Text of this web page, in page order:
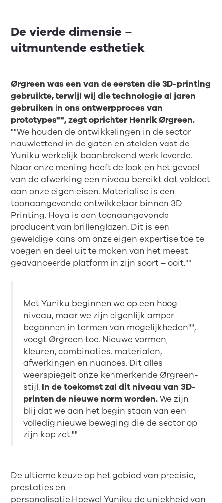
De vierde dimensie –
uitmuntende esthetiek
Ørgreen was een van de eersten die 3D-printing
gebruikte, terwijl wij die technologie al jaren
gebruiken in ons ontwerpproces van
prototypes"", zegt oprichter Henrik Ørgreen.
""We houden de ontwikkelingen in de sector
nauwlettend in de gaten en stelden vast de
Yuniku werkelijk baanbrekend werk leverde.
Naar onze mening heeft de look en het gevoel
van de afwerking een niveau bereikt dat voldoet
aan onze eigen eisen. Materialise is een
toonaangevende ontwikkelaar binnen 3D
Printing. Hoya is een toonaangevende
producent van brillenglazen. Dit is een
geweldige kans om onze eigen expertise toe te
voegen en deel uit te maken van het meest
geavanceerde platform in zijn soort – ooit.""
Met Yuniku beginnen we op een hoog
niveau, maar we zijn eigenlijk amper
begonnen in termen van mogelijkheden"",
voegt Ørgreen toe. Nieuwe vormen,
kleuren, combinaties, materialen,
afwerkingen en nuances. Dit alles
weerspiegelt onze kenmerkende Ørgreen-
stijl. In de toekomst zal dit niveau van 3D-
printen de nieuwe norm worden.We zijn
blij dat we aan het begin staan van een
volledig nieuwe beweging die de sector op
zijn kop zet.""
De ultieme keuze op het gebied van precisie,
prestaties en
personalisatie.Hoewel Yuniku de uniekheid van